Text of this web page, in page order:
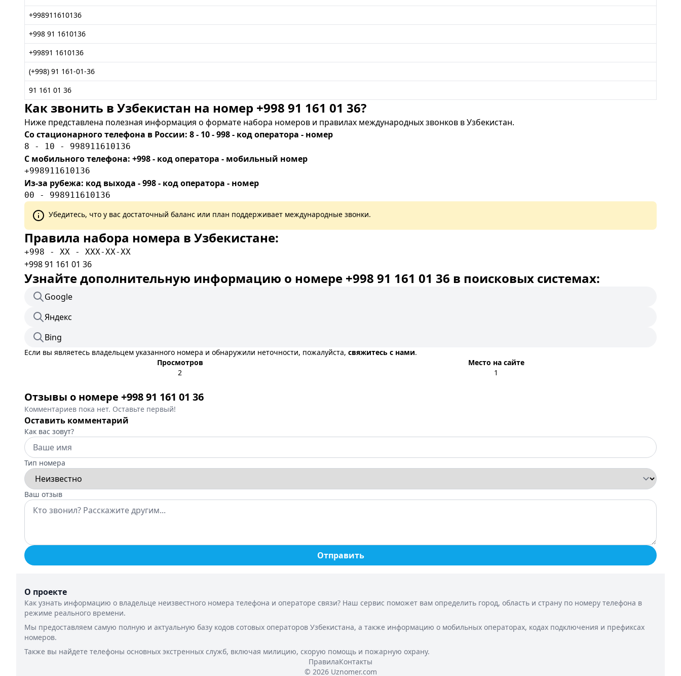
+998911610136
+998 91 1610136
+99891 1610136
(+998) 91 161-01-36
91 161 01 36
Как звонить в Узбекистан на номер +998 91 161 01 36?
Ниже представлена полезная информация о формате набора номеров и правилах международных звонков в Узбекистан.
Со стационарного телефона в России: 8 - 10 - 998 - код оператора - номер
8 - 10 - 998911610136
С мобильного телефона: +998 - код оператора - мобильный номер
+998911610136
Из-за рубежа: код выхода - 998 - код оператора - номер
00 - 998911610136
Убедитесь, что у вас достаточный баланс или план поддерживает международные звонки.
Правила набора номера в Узбекистане:
+998 - XX - XXX-XX-XX
+998 91 161 01 36
Узнайте дополнительную информацию о номере +998 91 161 01 36 в поисковых системах:
Google
Яндекс
Bing
Если вы являетесь владельцем указанного номера и обнаружили неточности, пожалуйста, свяжитесь с нами.
Просмотров
2
Место на сайте
1
Отзывы о номере +998 91 161 01 36
Комментариев пока нет. Оставьте первый!
Оставить комментарий
Как вас зовут?
Тип номера
Ваш отзыв
Отправить
О проекте
Как узнать информацию о владельце неизвестного номера телефона и операторе связи? Наш сервис поможет вам определить город, область и страну по номеру телефона в
режиме реального времени.
Мы предоставляем самую полную и актуальную базу кодов сотовых операторов Узбекистана, а также информацию о мобильных операторах, кодах подключения и префиксах
номеров.
Также вы найдете телефоны основных экстренных служб, включая милицию, скорую помощь и пожарную охрану.
ПравилаКонтакты
© 2026 Uznomer.com